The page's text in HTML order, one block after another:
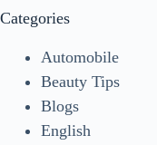
Categories
Automobile
Beauty Tips
Blogs
English